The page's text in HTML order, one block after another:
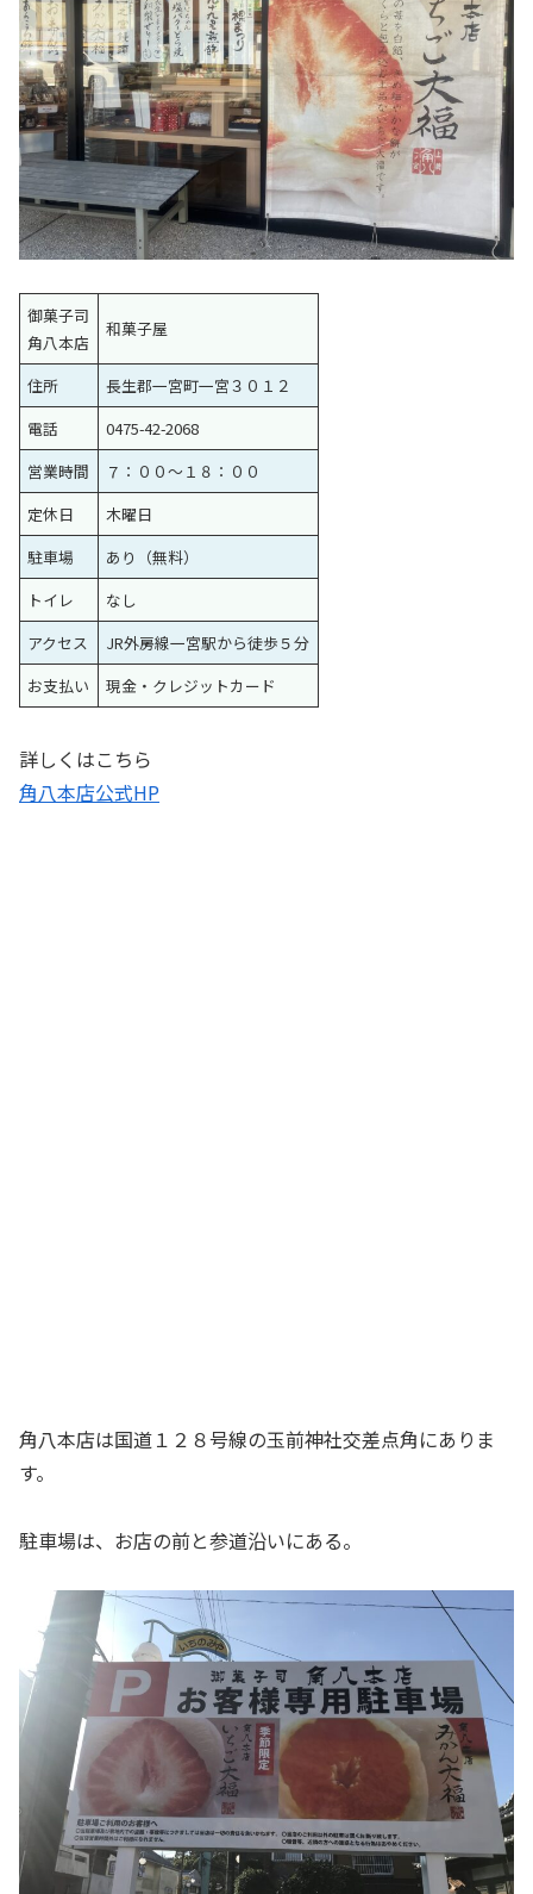
御菓子司
角八本店
和菓子屋
住所
長生郡一宮町一宮３０１２
電話
0475-42-2068
営業時間
７：００〜１８：００
定休日
木曜日
駐車場
あり（無料）
トイレ
なし
アクセス
JR外房線一宮駅から徒歩５分
お支払い
現金・クレジットカード
詳しくはこちら
角八本店公式HP
角八本店は国道１２８号線の玉前神社交差点角にありま
す。
駐車場は、お店の前と参道沿いにある。